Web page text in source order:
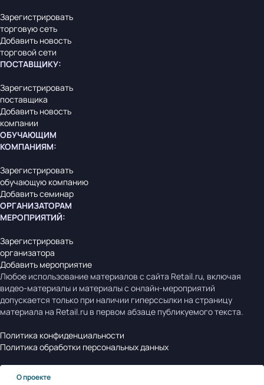
Зарегистрировать
торговую сеть
Добавить новость
торговой сети
ПОСТАВЩИКУ:
Зарегистрировать
поставщика
Добавить новость
компании
ОБУЧАЮЩИМ
КОМПАНИЯМ:
Зарегистрировать
обучающую компанию
Добавить семинар
ОРГАНИЗАТОРАМ
МЕРОПРИЯТИЙ:
Зарегистрировать
организатора
Добавить мероприятие
Любое использование материалов с сайта Retail.ru, включая
видео-материалы и материалы с онлайн-мероприятий
допускается только при наличии гиперссылки на страницу
материала на Retail.ru в первом абзаце публикуемого текста.
Политика конфиденциальности
Политика обработки персональных данных
О проекте